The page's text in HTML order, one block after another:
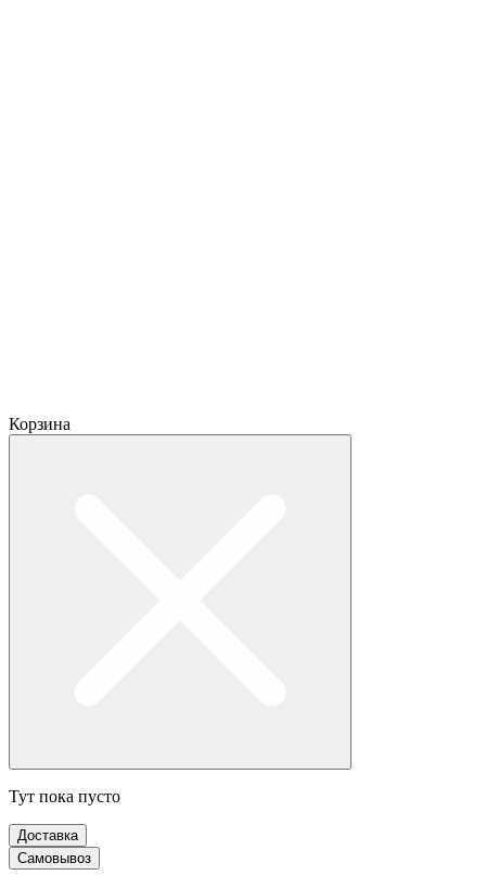
Корзина
Тут пока пусто
Доставка
Самовывоз